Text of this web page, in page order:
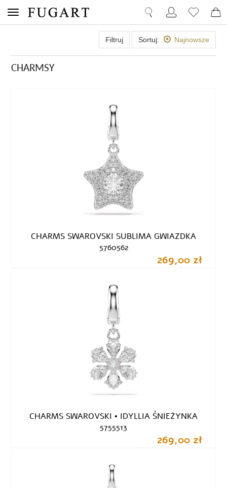
Filtruj Sortuj: Najnowsze
CHARMSY
CHARMS SWAROVSKI SUBLIMA GWIAZDKA
5760562
269,00 zł
CHARMS SWAROVSKI • IDYLLIA ŚNIEŻYNKA
5755513
269,00 zł